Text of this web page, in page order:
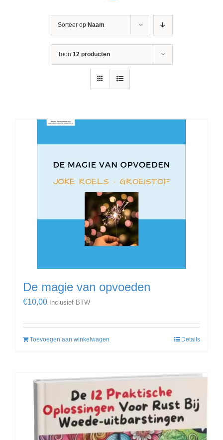
Sorteer op Naam
Toon 12 producten
De magie van opvoeden
€10,00 Inclusief BTW
Toevoegen aan winkelwagen Details